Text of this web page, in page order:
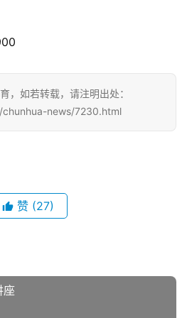
，如若转载，请注明出处：
news/7230.html
赞 (27)
座